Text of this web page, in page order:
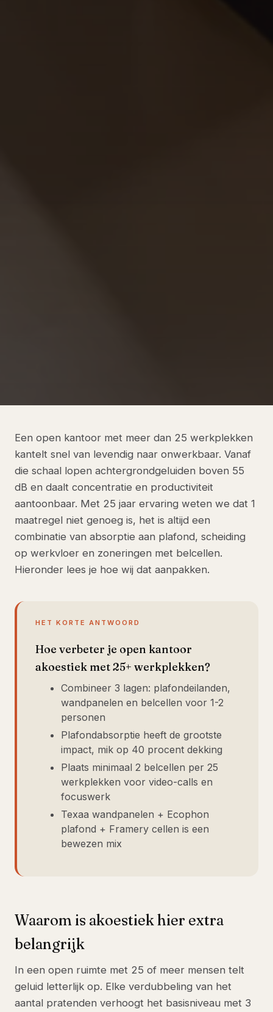
Een open kantoor met meer dan 25 werkplekken
kantelt snel van levendig naar onwerkbaar. Vanaf
die schaal lopen achtergrondgeluiden boven 55
dB en daalt concentratie en productiviteit
aantoonbaar. Met 25 jaar ervaring weten we dat 1
maatregel niet genoeg is, het is altijd een
combinatie van absorptie aan plafond, scheiding
op werkvloer en zoneringen met belcellen.
Hieronder lees je hoe wij dat aanpakken.
HET KORTE ANTWOORD
Hoe verbeter je open kantoor
akoestiek met 25+ werkplekken?
Combineer 3 lagen: plafondeilanden,
wandpanelen en belcellen voor 1-2
personen
Plafondabsorptie heeft de grootste
impact, mik op 40 procent dekking
Plaats minimaal 2 belcellen per 25
werkplekken voor video-calls en
focuswerk
Texaa wandpanelen + Ecophon
plafond + Framery cellen is een
bewezen mix
Waarom is akoestiek hier extra
belangrijk
In een open ruimte met 25 of meer mensen telt
geluid letterlijk op. Elke verdubbeling van het
aantal pratenden verhoogt het basisniveau met 3